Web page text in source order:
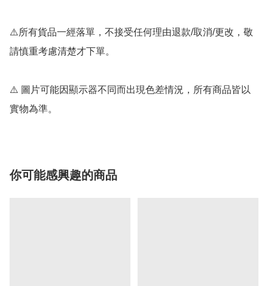
⚠️所有貨品一經落單，不接受任何理由退款/取消/更改，敬
請慎重考慮清楚才下單。
⚠️ 圖片可能因顯示器不同而出現色差情況，所有商品皆以
實物為準。
你可能感興趣的商品